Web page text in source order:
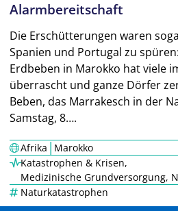
Alarmbereitschaft
Die Erschütterungen waren
Spanien und Portugal zu
Erdbeben in Marokko hat viele
überrascht und ganze Dörfer
Beben, das Marrakesch in der
Samstag, 8….
Afrika|Marokko
Katastrophen & Krisen,
Medizinische Grundversorgung,
Naturkatastrophen